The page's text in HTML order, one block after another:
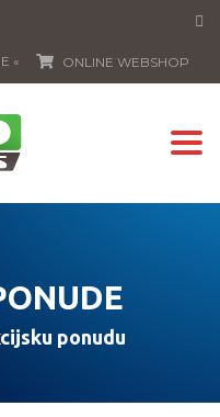
ONLINE WEBSHOP
«
ponudu